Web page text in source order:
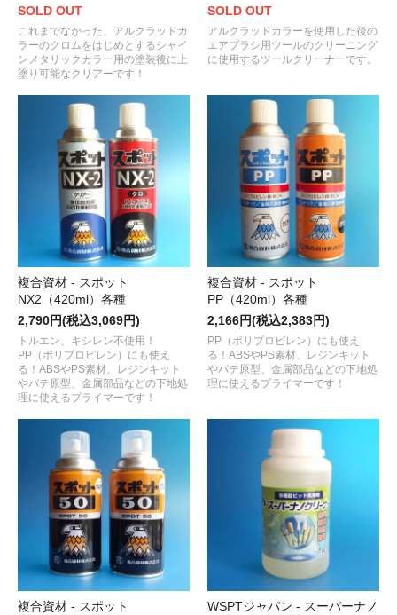
SOLD OUT
これまでなかった、アルクラッドカ
ラーのクロムをはじめとするシャイ
ンメタリックカラー用の塗装後に上
塗り可能なクリアーです！
SOLD OUT
アルクラッドカラーを使用した後の
エアブラシ用ツールのクリーニング
に使用するツールクリーナーです。
複合資材 - スポット
NX2（420ml）各種
2,790円(税込3,069円)
トルエン、キシレン不使用！
PP（ポリプロピレン）にも使え
る！ABSやPS素材、レジンキット
やパテ原型、金属部品などの下地処
理に使えるプライマーです！
複合資材 - スポット
PP（420ml）各種
2,166円(税込2,383円)
PP（ポリプロピレン）にも使え
る！ABSやPS素材、レジンキット
やパテ原型、金属部品などの下地処
理に使えるプライマーです！
複合資材 - スポット
WSPTジャパン - スーパーナノ